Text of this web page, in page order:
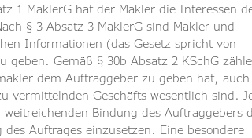
1 MaklerG hat der Makler die Interessen
§ 3 Absatz 3 MaklerG sind Makler und
Informationen (das Gesetz spricht von
Gemäß § 30b Absatz 2 KSchG
dem Auftraggeber zu geben hat, auch
vermittelnden Geschäfts wesentlich sind.
Bindung des Auftraggebers
Auftrages einzusetzen. Eine besondere